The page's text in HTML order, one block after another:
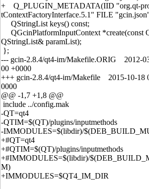
+ Q_PLUGIN_METADATA(IID "org.qt-
tContextFactoryInterface.5.1" FILE
QStringList keys() const;
QGcinPlatformInputContext *create(const
QStringList& paramList);
};
--- gcin-2.8.4/qt4-im/Makefile.ORIG 2012-
00 +0000
+++ gcin-2.8.4/qt4-im/Makefile 2015-10-18
0000
@@ -1,7 +1,8 @@
include ../config.mak
-QT=qt4
-QTIM=$(QT)/plugins/inputmethods
-IMMODULES=$(libdir)/
+#QT=qt4
+#QTIM=$(QT)/plugins/inputmethods
+#IMMODULES=$(libdir)/
M)
+IMMODULES=$QT4_IM_DIR